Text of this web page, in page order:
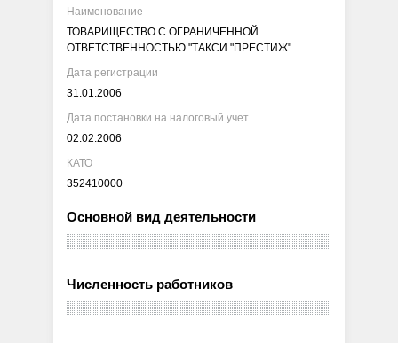
Наименование
ТОВАРИЩЕСТВО С ОГРАНИЧЕННОЙ
ОТВЕТСТВЕННОСТЬЮ "ТАКСИ "ПРЕСТИЖ"
Дата регистрации
31.01.2006
Дата постановки на налоговый учет
02.02.2006
КАТО
352410000
Основной вид деятельности
Численность работников